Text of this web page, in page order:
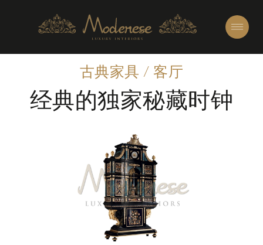
古典家具 / 客厅
经典的独家秘藏时钟